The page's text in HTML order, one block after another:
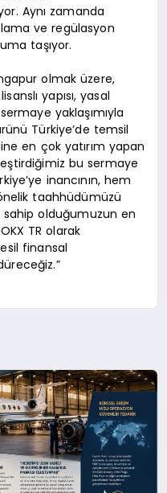
Aynı zamanda
ve regülasyon
taşıyor.
olmak üzere,
yapısı, yasal
yaklaşımıyla
Türkiye’de temsil
en çok yatırım yapan
bu sermaye
inancının, hem
taahhüdümüzü
olduğumuzun en
TR olarak
finansal